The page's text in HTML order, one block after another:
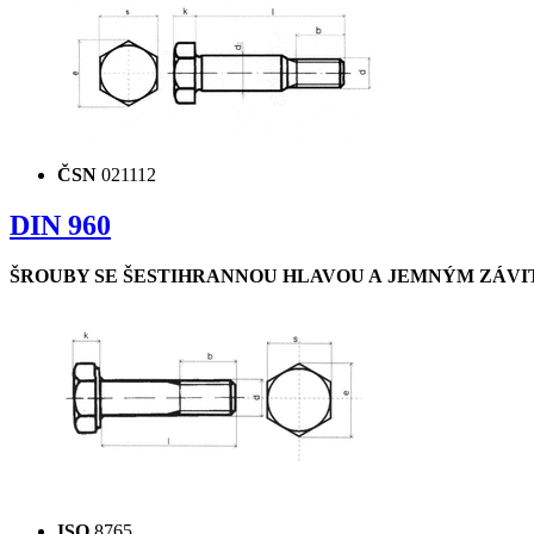
ČSN 021112
DIN 960
ŠROUBY SE ŠESTIHRANNOU HLAVOU A JEMNÝM